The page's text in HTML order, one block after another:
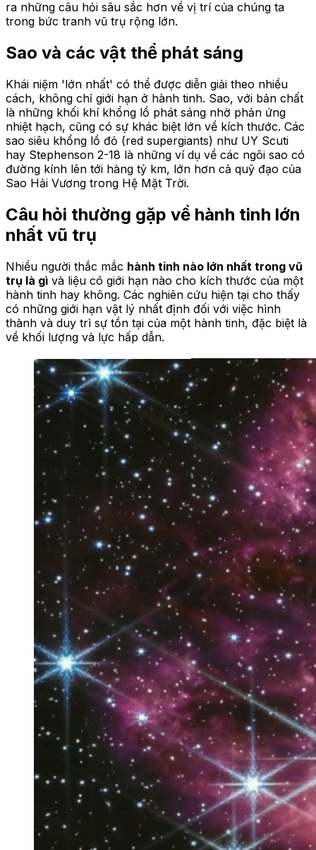
ra những câu hỏi sâu sắc hơn về vị trí của chúng ta
trong bức tranh vũ trụ rộng lớn.
Sao và các vật thể phát sáng
Khái niệm 'lớn nhất' có thể được diễn giải theo nhiều
cách, không chỉ giới hạn ở hành tinh. Sao, với bản chất
là những khối khí khổng lồ phát sáng nhờ phản ứng
nhiệt hạch, cũng có sự khác biệt lớn về kích thước. Các
sao siêu khổng lồ đỏ (red supergiants) như UY Scuti
hay Stephenson 2-18 là những ví dụ về các ngôi sao có
đường kính lên tới hàng tỷ km, lớn hơn cả quỹ đạo của
Sao Hải Vương trong Hệ Mặt Trời.
Câu hỏi thường gặp về hành tinh lớn
nhất vũ trụ
Nhiều người thắc mắc hành tinh nào lớn nhất trong vũ
trụ là gì và liệu có giới hạn nào cho kích thước của một
hành tinh hay không. Các nghiên cứu hiện tại cho thấy
có những giới hạn vật lý nhất định đối với việc hình
thành và duy trì sự tồn tại của một hành tinh, đặc biệt là
về khối lượng và lực hấp dẫn.